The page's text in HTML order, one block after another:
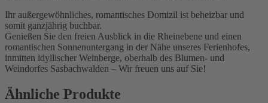
Ihr außergewöhnliches, romantisches Domizil ist beheizbar und
somit ganzjährig buchbar.
Genießen Sie den freien Ausblick in die Rheinebene und einen
romantischen Sonnenuntergang in der Nähe unseres Ferienhofes,
inmitten idyllischer Weinberge, oberhalb des Blumen- und
Weindorfes Sasbachwalden – Wir freuen uns auf Sie!
Ähnliche Produkte